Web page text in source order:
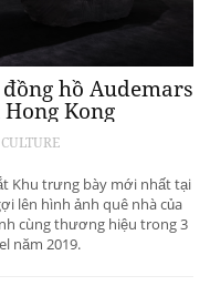
hồ Audemars
Kong
Khu trưng bày mới nhất tại
lên hình ảnh quê nhà của
cùng thương hiệu trong 3
năm 2019.